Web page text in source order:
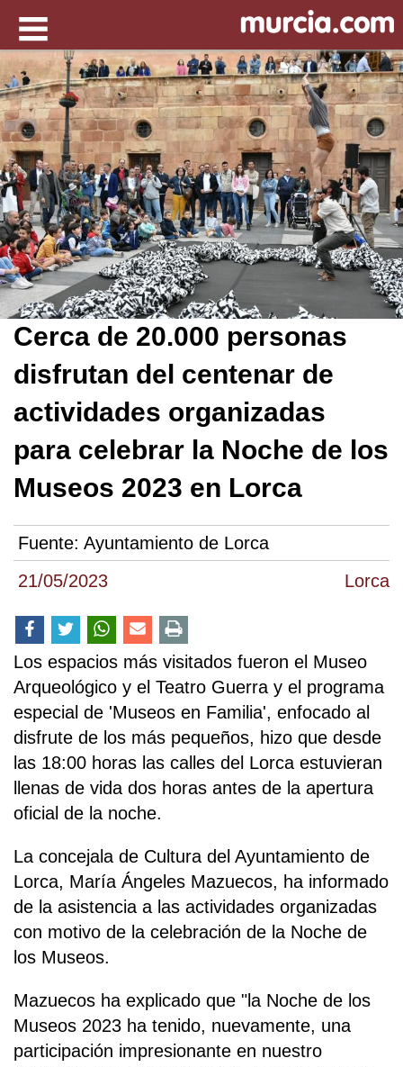
21/05/2023 Lorca
Cerca de 20.000 personas
disfrutan del centenar de
actividades organizadas
para celebrar la Noche de los
Museos 2023 en Lorca
Fuente: Ayuntamiento de Lorca
Los espacios más visitados fueron el Museo
Arqueológico y el Teatro Guerra y el programa
especial de 'Museos en Familia', enfocado al
disfrute de los más pequeños, hizo que desde
las 18:00 horas las calles del Lorca estuvieran
llenas de vida dos horas antes de la apertura
oficial de la noche.
La concejala de Cultura del Ayuntamiento de
Lorca, María Ángeles Mazuecos, ha informado
de la asistencia a las actividades organizadas
con motivo de la celebración de la Noche de
los Museos.
Mazuecos ha explicado que "la Noche de los
Museos 2023 ha tenido, nuevamente, una
participación impresionante en nuestro